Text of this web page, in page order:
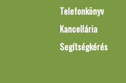
Telefonkönyv
Kancellária
Segítségkérés